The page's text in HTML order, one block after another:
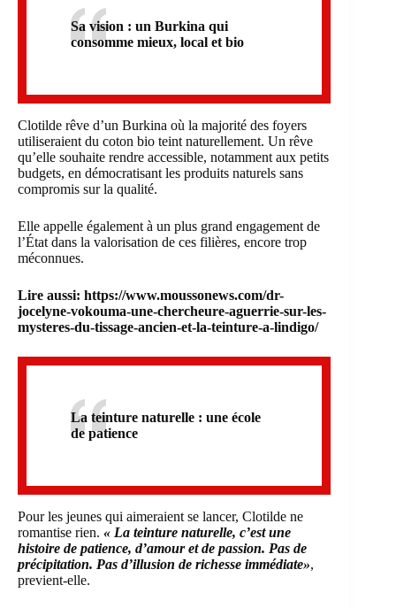
Sa vision : un Burkina qui
consomme mieux, local et bio
Clotilde rêve d’un Burkina où la majorité des foyers
utiliseraient du coton bio teint naturellement. Un rêve
qu’elle souhaite rendre accessible, notamment aux petits
budgets, en démocratisant les produits naturels sans
compromis sur la qualité.
Elle appelle également à un plus grand engagement de
l’État dans la valorisation de ces filières, encore trop
méconnues.
Lire aussi: https://www.moussonews.com/dr-
jocelyne-vokouma-une-chercheure-aguerrie-sur-les-
mysteres-du-tissage-ancien-et-la-teinture-a-lindigo/
La teinture naturelle : une école
de patience
Pour les jeunes qui aimeraient se lancer, Clotilde ne
romantise rien. « La teinture naturelle, c’est une
histoire de patience, d’amour et de passion. Pas de
précipitation. Pas d’illusion de richesse immédiate»,
previent-elle.